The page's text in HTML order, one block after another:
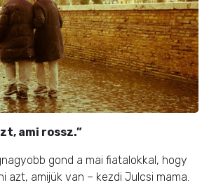
ami rossz.”
gond a mai fiatalokkal, hogy
azt, amijük van – kezdi Julcsi mama.